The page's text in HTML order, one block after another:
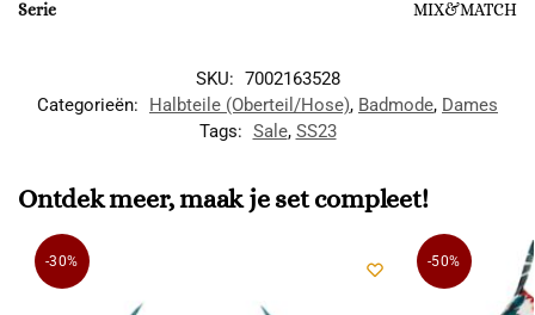
Serie MIX&MATCH
SKU: 7002163528
Categorieën:
Halbteile (Oberteil/Hose), Badmode, Dames
Tags: Sale, SS23
Ontdek meer, maak je set compleet!
-30% -50%